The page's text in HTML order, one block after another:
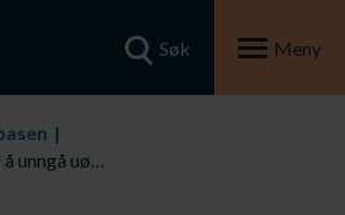
Søk Meny
901201 – Tiltak for å unngå uønsket bifangst i norske garnfiskerier